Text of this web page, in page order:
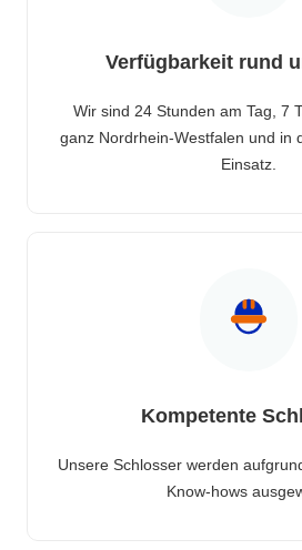
Verfügbarkeit rund
Wir sind 24 Stunden am Tag, 7
ganz Nordrhein-Westfalen und in
Einsatz.
Kompetente
Unsere Schlosser werden
Know-hows